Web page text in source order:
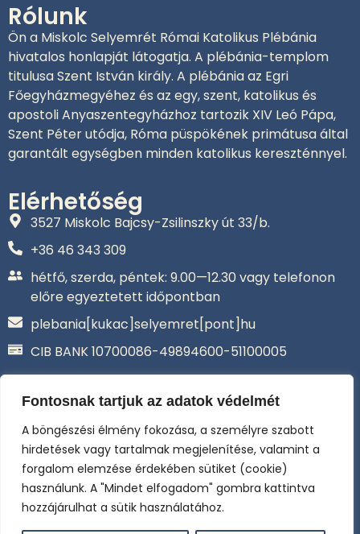
Fontosnak tartjuk az adatok védelmét
A böngészési élmény fokozása, a személyre szabott
hirdetések vagy tartalmak megjelenítése, valamint a
forgalom elemzése érdekében sütiket (cookie)
használunk. A "Mindet elfogadom" gombra kattintva
hozzájárulhat a sütik használatához.
Rólunk
Ön a Miskolc Selyemrét Római Katolikus Plébánia
hivatalos honlapját látogatja. A plébánia-templom
titulusa Szent István király. A plébánia az Egri
Főegyházmegyéhez és az egy, szent, katolikus és
apostoli Anyaszentegyházhoz tartozik XIV Leó Pápa,
Szent Péter utódja, Róma püspökének primátusa által
garantált egységben minden katolikus kereszténnyel.
Elérhetőség
3527 Miskolc Bajcsy-Zsilinszky út 33/b.
+36 46 343 309‬
hétfő, szerda, péntek: 9.00—12.30 vagy telefonon
előre egyeztetett időpontban
plebania[kukac]selyemret[pont]hu
CIB BANK 10700086-49894600-51100005
Általános Szerződési Feltételek –
Selyemréti Katolikus Közhasznú
Alapítvány
Az online fizetést a Barion Payment Zrt. biztosítja, MNB
engedély száma: H-EN-I-1064/2013